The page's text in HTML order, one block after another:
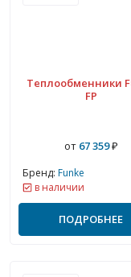
Теплообменники
FP
от67 359₽
Бренд: Funke
в наличии
ПОДРОБНЕЕ